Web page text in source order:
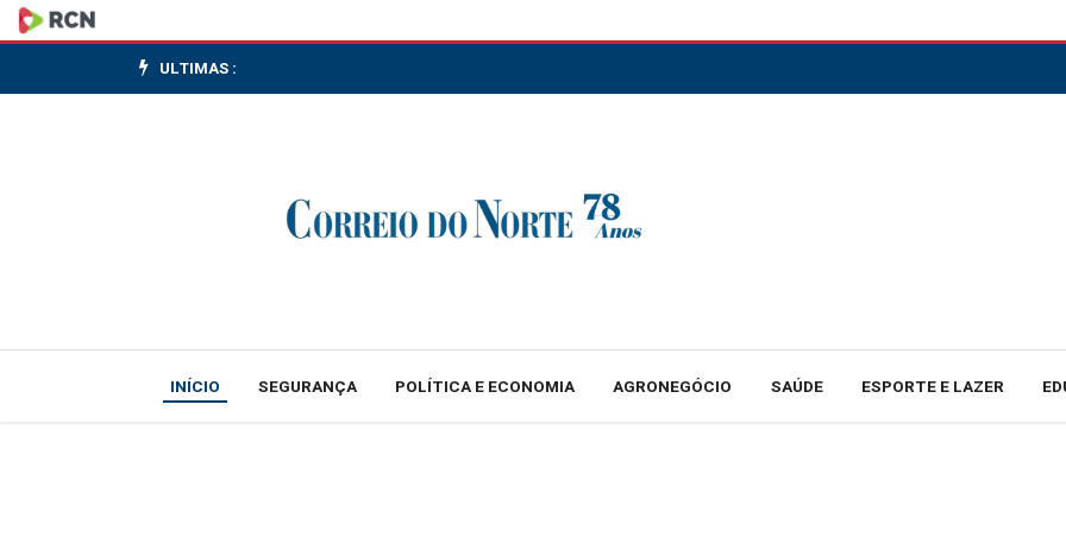
AIE:
Estoques
de
ULTIMAS :
INÍCIO SEGURANÇA POLÍTICA E ECONOMIA AGRONEGÓCIO SAÚDE ESPORTE E LAZER